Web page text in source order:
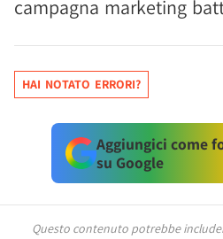
campagna marketing
HAI NOTATO ERRORI?
Aggiungici come
su Google
Questo contenuto potrebbe